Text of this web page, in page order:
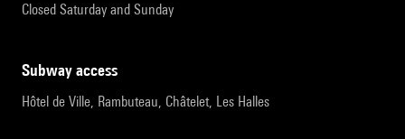
Closed Saturday and Sunday
subway access
Hôtel de Ville, Rambuteau, Châtelet, Les Halles